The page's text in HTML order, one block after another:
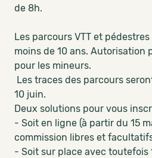
de 8h.
Les parcours VTT et
moins de 10 ans. Autorisation
pour les mineurs.
Les traces des parcours
10 juin.
Deux solutions pour vous
- Soit en ligne (à partir du 15
commission libres et
- Soit sur place avec toutefois